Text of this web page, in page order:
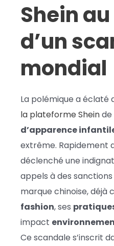
Shein
d’un
mondial
La polémique a éclaté
la plateforme Sheinde
d’apparence
extrême. Rapidement
déclenché une
appels à des
marque chinoise, déjà
fashion, ses
impact
Ce scandale s’inscrit